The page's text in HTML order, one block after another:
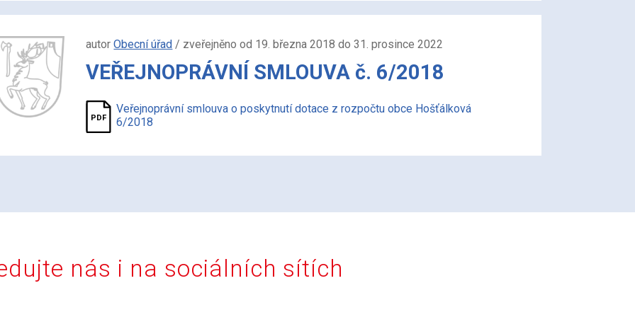
autorObecní úřad / zveřejněno od 19. března 2018 do 31. prosince 2022
VEŘEJNOPRÁVNÍ SMLOUVA č. 6/2018
Veřejnoprávní smlouva o poskytnutí dotace z rozpočtu obce Hošťálková
6/2018
nás i na sociálních sítích